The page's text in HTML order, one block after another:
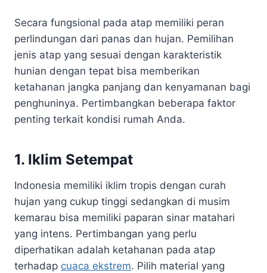
Secara fungsional pada atap memiliki peran
perlindungan dari panas dan hujan. Pemilihan
jenis atap yang sesuai dengan karakteristik
hunian dengan tepat bisa memberikan
ketahanan jangka panjang dan kenyamanan bagi
penghuninya. Pertimbangkan beberapa faktor
penting terkait kondisi rumah Anda.
1. Iklim Setempat
Indonesia memiliki iklim tropis dengan curah
hujan yang cukup tinggi sedangkan di musim
kemarau bisa memiliki paparan sinar matahari
yang intens. Pertimbangan yang perlu
diperhatikan adalah ketahanan pada atap
terhadap cuaca ekstrem. Pilih material yang